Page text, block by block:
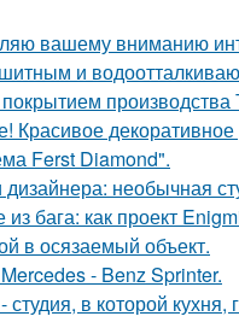
вашему вниманию
и
производства
Красивое декоративное
Ferst Diamond".
необычная
бага: как проект
в осязаемый объект.
- Benz Sprinter.
студия, в которой кухня,